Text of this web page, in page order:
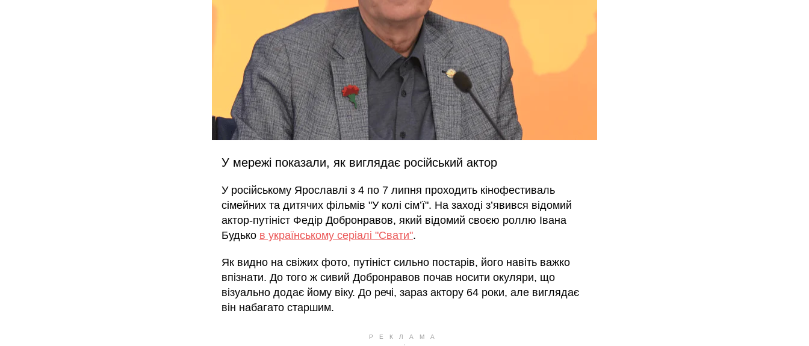
У мережі показали, як виглядає російський актор
У російському Ярославлі з 4 по 7 липня проходить кінофестиваль
сімейних та дитячих фільмів "У колі сім’ї". На заході з’явився відомий
актор-путініст Федір Добронравов, який відомий своєю роллю Івана
Будько в українському серіалі "Свати".
Як видно на свіжих фото, путініст сильно постарів, його навіть важко
впізнати. До того ж сивий Добронравов почав носити окуляри, що
візуально додає йому віку. До речі, зараз актору 64 роки, але виглядає
він набагато старшим.